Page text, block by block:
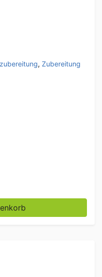
, Zubereitung
gelochte Klinge 35 cm,